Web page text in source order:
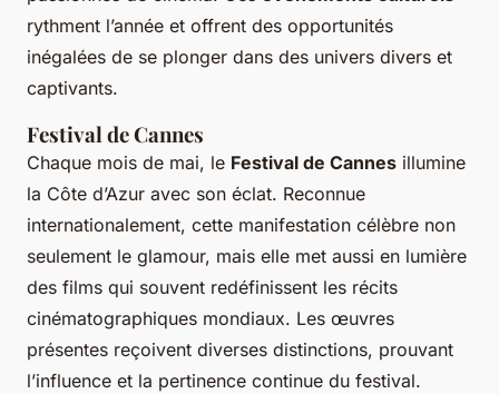
rythment l’année et offrent des opportunités
inégalées de se plonger dans des univers divers et
captivants.
Festival de Cannes
Chaque mois de mai, le Festival de Cannes illumine
la Côte d’Azur avec son éclat. Reconnue
internationalement, cette manifestation célèbre non
seulement le glamour, mais elle met aussi en lumière
des films qui souvent redéfinissent les récits
cinématographiques mondiaux. Les œuvres
présentes reçoivent diverses distinctions, prouvant
l’influence et la pertinence continue du festival.